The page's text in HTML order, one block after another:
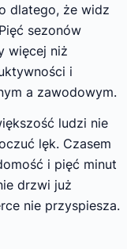
dlatego, że widz
sezonów
więcej niż
i
a zawodowym.
ludzi nie
lęk. Czasem
i pięć minut
drzwi już
nie przyspiesza.